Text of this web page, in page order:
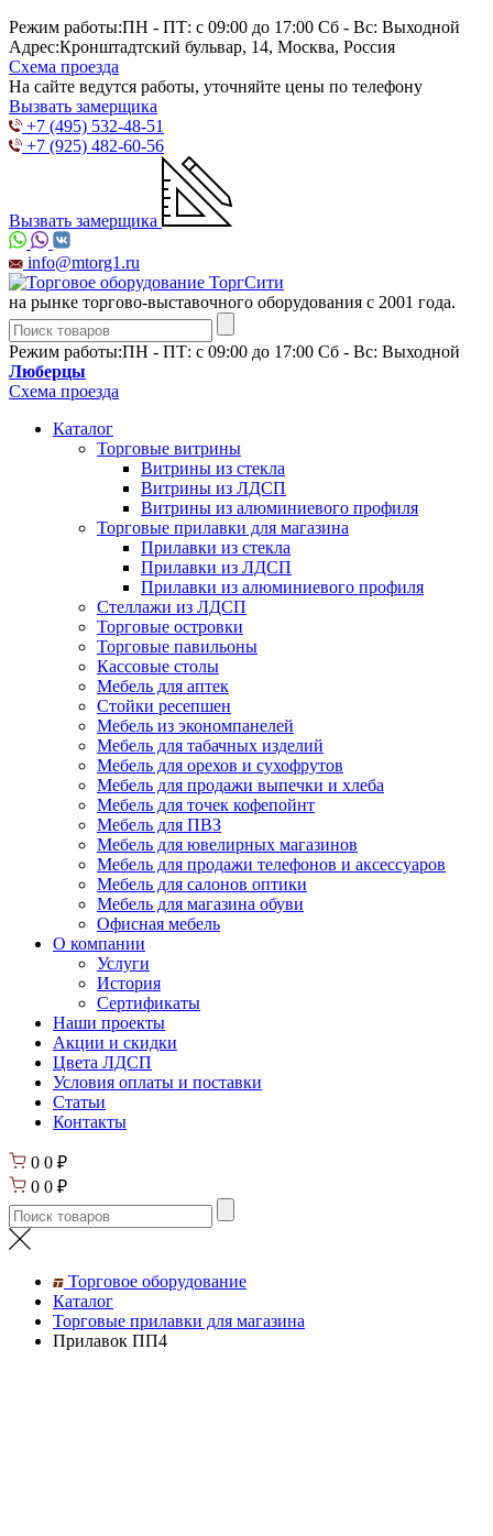
Режим работы:ПН - ПТ: с 09:00 до 17:00 Сб - Вс: Выходной
Адрес:Кронштадтский бульвар, 14, Москва, Россия
Схема проезда
На сайте ведутся работы, уточняйте цены по телефону
Вызвать замерщика
+7 (495) 532-48-51
+7 (925) 482-60-56
Вызвать замерщика
info@mtorg1.ru
на рынке торгово-выставочного оборудования с 2001 года.
Режим работы:ПН - ПТ: с 09:00 до 17:00 Сб - Вс: Выходной
Люберцы
Схема проезда
Каталог
Торговые витрины
Витрины из cтекла
Витрины из ЛДСП
Витрины из алюминиевого профиля
Торговые прилавки для магазина
Прилавки из стекла
Прилавки из ЛДСП
Прилавки из алюминиевого профиля
Стеллажи из ЛДСП
Торговые островки
Торговые павильоны
Кассовые столы
Мебель для аптек
Стойки ресепшен
Мебель из экономпанелей
Мебель для табачных изделий
Мебель для орехов и сухофрутов
Мебель для продажи выпечки и хлеба
Мебель для точек кофепойнт
Мебель для ПВЗ
Мебель для ювелирных магазинов
Мебель для продажи телефонов и аксессуаров
Мебель для салонов оптики
Мебель для магазина обуви
Офисная мебель
О компании
Услуги
История
Сертификаты
Наши проекты
Акции и скидки
Цвета ЛДСП
Условия оплаты и поставки
Статьи
Контакты
0 0 ₽
0 0 ₽
Торговое оборудование
Каталог
Торговые прилавки для магазина
Прилавок ПП4